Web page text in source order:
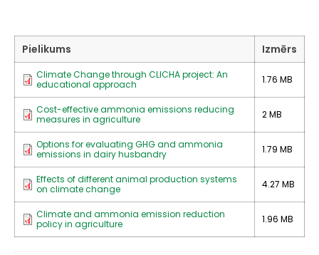
Pielikums Izmērs
Climate Change through CLICHA project: An
educational approach
1.76 MB
Cost-effective ammonia emissions reducing
measures in agriculture
2 MB
Options for evaluating GHG and ammonia
emissions in dairy husbandry
1.79 MB
Effects of different animal production systems
on climate change
4.27 MB
Climate and ammonia emission reduction
policy in agriculture
1.96 MB